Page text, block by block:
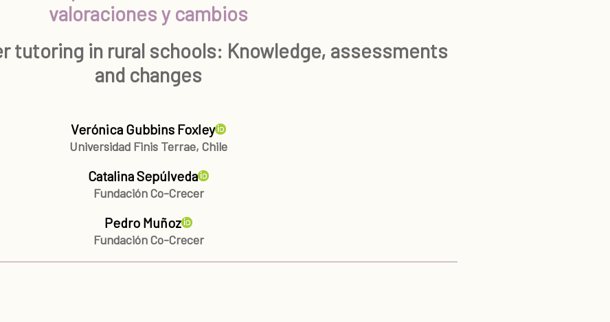
valoraciones y cambios
tutoring in rural schools: Knowledge, assessments
and changes
Verónica Gubbins Foxley
Universidad Finis Terrae, Chile
Catalina Sepúlveda
Fundación Co-Crecer
Pedro Muñoz
Fundación Co-Crecer